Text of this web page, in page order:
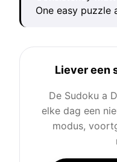
One easy puzzle
Liever een
De Sudoku a
elke dag een
modus,